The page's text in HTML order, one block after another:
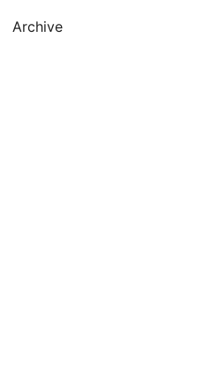
Archive